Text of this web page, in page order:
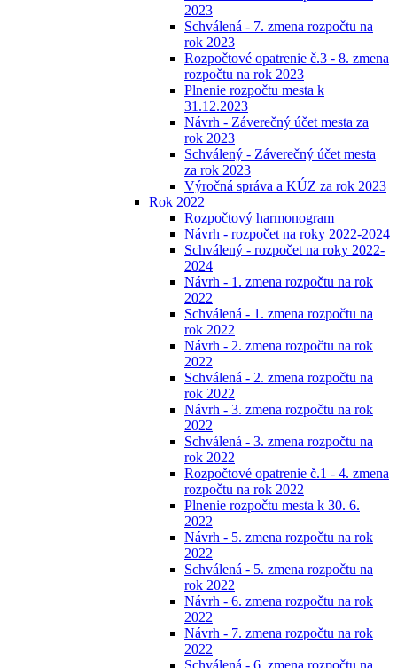
2023
Schválená - 7. zmena rozpočtu na
rok 2023
Rozpočtové opatrenie č.3 - 8. zmena
rozpočtu na rok 2023
Plnenie rozpočtu mesta k
31.12.2023
Návrh - Záverečný účet mesta za
rok 2023
Schválený - Záverečný účet mesta
za rok 2023
Výročná správa a KÚZ za rok 2023
Rok 2022
Rozpočtový harmonogram
Návrh - rozpočet na roky 2022-2024
Schválený - rozpočet na roky 2022-
2024
Návrh - 1. zmena rozpočtu na rok
2022
Schválená - 1. zmena rozpočtu na
rok 2022
Návrh - 2. zmena rozpočtu na rok
2022
Schválená - 2. zmena rozpočtu na
rok 2022
Návrh - 3. zmena rozpočtu na rok
2022
Schválená - 3. zmena rozpočtu na
rok 2022
Rozpočtové opatrenie č.1 - 4. zmena
rozpočtu na rok 2022
Plnenie rozpočtu mesta k 30. 6.
2022
Návrh - 5. zmena rozpočtu na rok
2022
Schválená - 5. zmena rozpočtu na
rok 2022
Návrh - 6. zmena rozpočtu na rok
2022
Návrh - 7. zmena rozpočtu na rok
2022
Schválená - 6. zmena rozpočtu na